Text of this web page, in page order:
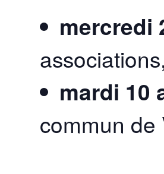
mercredi
mardi 10
commun de